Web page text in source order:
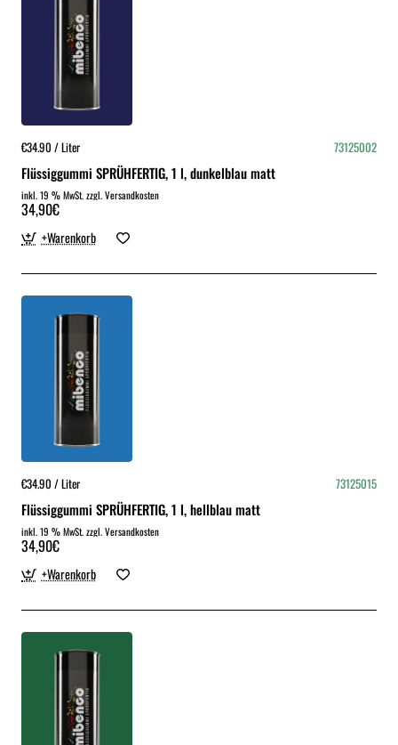
€34.90 / Liter 73125002
Flüssiggummi SPRÜHFERTIG, 1 l, dunkelblau matt
inkl. 19 % MwSt. zzgl. Versandkosten
34,90€
+Warenkorb
€34.90 / Liter 73125015
Flüssiggummi SPRÜHFERTIG, 1 l, hellblau matt
inkl. 19 % MwSt. zzgl. Versandkosten
34,90€
+Warenkorb